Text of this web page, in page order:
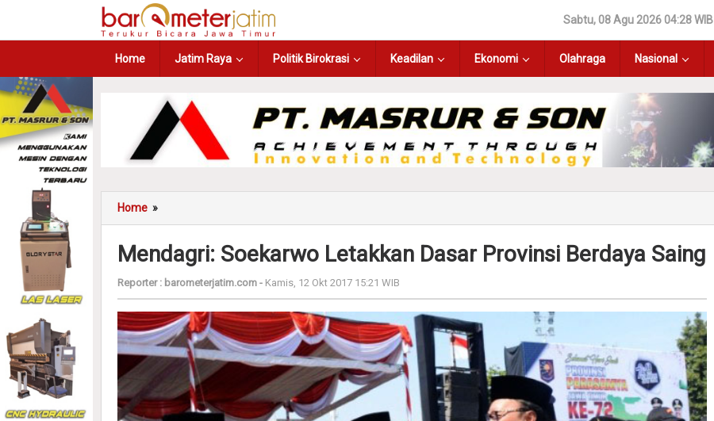
Sabtu, 08 Agu 2026 04:28 WIB
Home Jatim Raya Politik Birokrasi Keadilan Ekonomi Olahraga Nasional
Home »
Mendagri: Soekarwo Letakkan Dasar Provinsi Berdaya Saing
Reporter : barometerjatim.com - Kamis, 12 Okt 2017 15:21 WIB